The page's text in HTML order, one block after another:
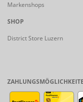
Markenshops
SHOP
District Store Luzern